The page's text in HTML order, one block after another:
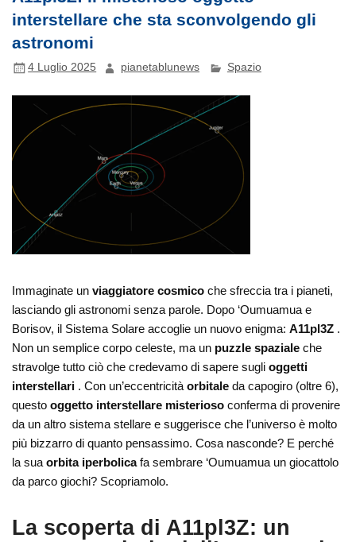
interstellare che sta sconvolgendo gli
astronomi
4 Luglio 2025 pianetablunews Spazio
Immaginate unviaggiatore cosmico che sfreccia tra i pianeti,
lasciando gli astronomi senza parole. Dopo ‘Oumuamua e
Borisov, il Sistema Solare accoglie un nuovo enigma:A11pl3Z .
Non un semplice corpo celeste, ma un puzzle spaziale che
stravolge tutto ciò che credevamo di sapere suglioggetti
interstellari . Con un’eccentricitàorbitale da capogiro (oltre 6),
questooggetto interstellare misterioso conferma di provenire
da un altro sistema stellare e suggerisce che l’universo è molto
più bizzarro di quanto pensassimo. Cosa nasconde? E perché
la suaorbita iperbolicafa sembrare ‘Oumuamua un giocattolo
da parco giochi? Scopriamolo.
La scoperta di A11pl3Z: un